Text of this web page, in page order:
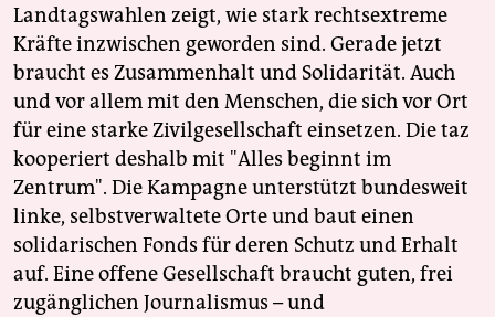
Landtagswahlen zeigt, wie stark rechtsextreme
Kräfte inzwischen geworden sind. Gerade jetzt
braucht es Zusammenhalt und Solidarität. Auch
und vor allem mit den Menschen, die sich vor Ort
für eine starke Zivilgesellschaft einsetzen. Die taz
kooperiert deshalb mit "Alles beginnt im
Zentrum". Die Kampagne unterstützt bundesweit
linke, selbstverwaltete Orte und baut einen
solidarischen Fonds für deren Schutz und Erhalt
auf. Eine offene Gesellschaft braucht guten, frei
zugänglichen Journalismus – und